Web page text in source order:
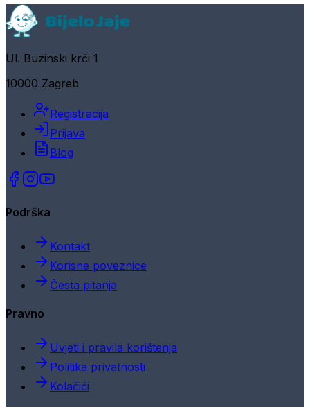
Ul. Buzinski krči 1
10000 Zagreb
Registracija
Prijava
Blog
Podrška
Kontakt
Korisne poveznice
Česta pitanja
Pravno
Uvjeti i pravila korištenja
Politika privatnosti
Kolačići